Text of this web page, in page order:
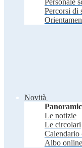
Personale
Percorsi di
Novità
Le notizie
Le circolari
Calendario
Albo online